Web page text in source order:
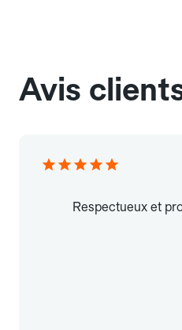
Avis
Respectueux et